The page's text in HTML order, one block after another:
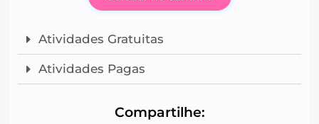
Atividades Gratuitas
Atividades Pagas
Compartilhe: